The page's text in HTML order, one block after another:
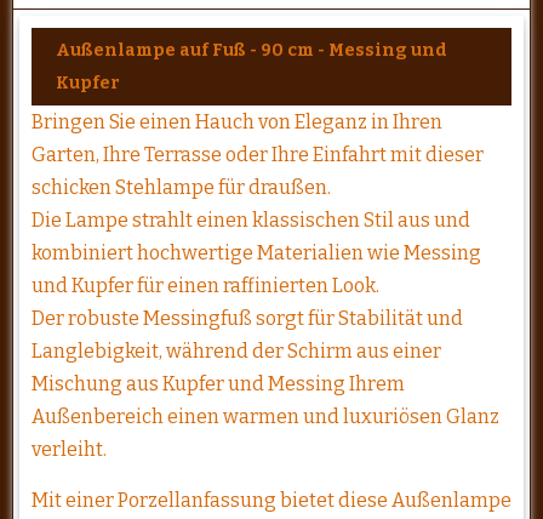
Außenlampe auf Fuß - 90 cm - Messing und
Kupfer
Bringen Sie einen Hauch von Eleganz in Ihren
Garten, Ihre Terrasse oder Ihre Einfahrt mit dieser
schicken Stehlampe für draußen.
Die Lampe strahlt einen klassischen Stil aus und
kombiniert hochwertige Materialien wie Messing
und Kupfer für einen raffinierten Look.
Der robuste Messingfuß sorgt für Stabilität und
Langlebigkeit, während der Schirm aus einer
Mischung aus Kupfer und Messing Ihrem
Außenbereich einen warmen und luxuriösen Glanz
verleiht.
Mit einer Porzellanfassung bietet diese Außenlampe